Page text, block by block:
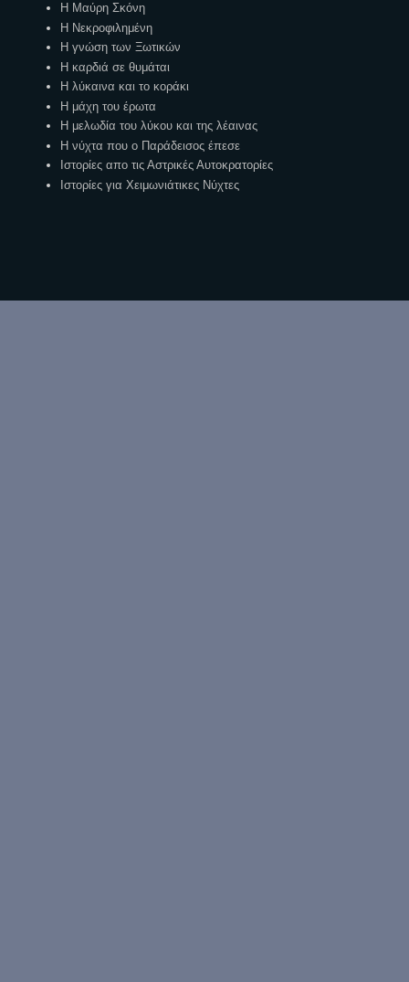
Η Μαύρη Σκόνη
Η Νεκροφιλημένη
Η γνώση των Ξωτικών
Η καρδιά σε θυμάται
Η λύκαινα και το κοράκι
Η μάχη του έρωτα
Η μελωδία του λύκου και της λέαινας
Η νύχτα που ο Παράδεισος έπεσε
Ιστορίες απο τις Αστρικές Αυτοκρατορίες
Ιστορίες για Χειμωνιάτικες Νύχτες